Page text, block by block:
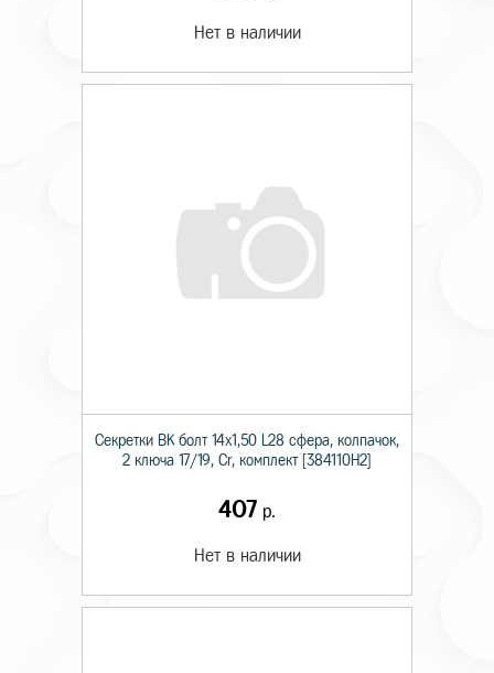
Нет в наличии
Секретки BK болт 14х1,50 L28 сфера, колпачок,
2 ключа 17/19, Cr, комплект [384110H2]
407 р.
Нет в наличии